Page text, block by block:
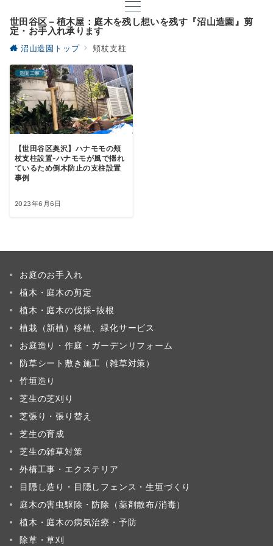
世田谷区 – 植木屋：庭木を残し想いを残す『沼山造園』剪
定・お手入れ承ります
沼山造園トップ 頬杖支柱
造園工事
【世田谷区奥沢】ハナモモの頬
杖支柱設置-ハナモモが風で揺れ
ているため倒木防止の支柱設置
事例
2023年6月6日
お庭のお手入れ
植木・庭木の剪定
植木・庭木の伐採-抜根
植栽（新植）移植、緑化サービス
お庭造り・作庭・ガーデンリフォーム
防草シート敷き施工（雑草対策）
竹垣造り
芝生の芝刈り
芝張り・張り替え
芝生の育成
芝生の雑草対策
外構工事・エクステリア
目隠し造り・目隠しフェンス・生垣づくり
庭木の害虫駆除・防除（薬剤散布/消毒）
植木・庭木の病気治療・予防
除草・草刈